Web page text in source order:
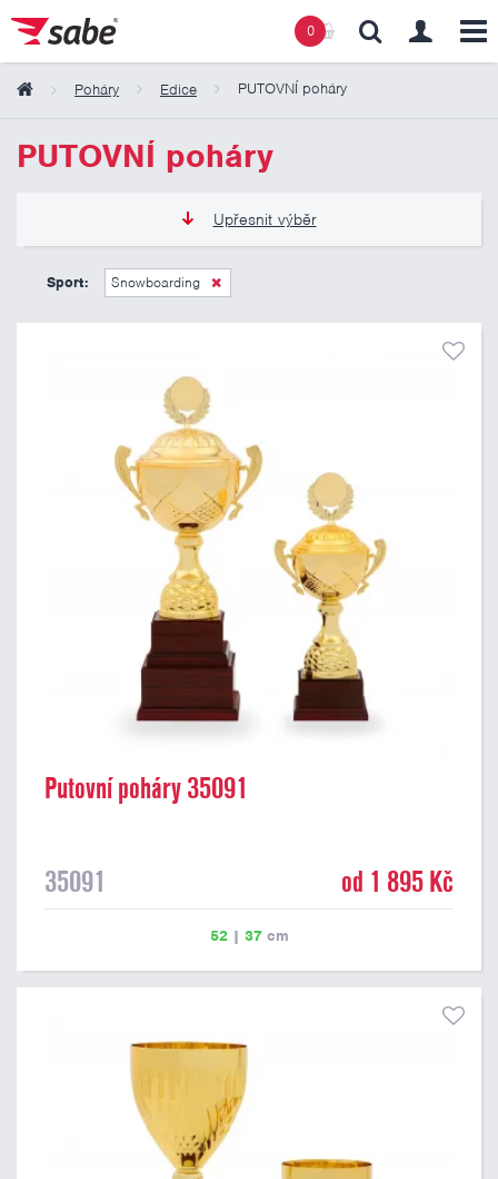
0
Poháry Edice PUTOVNÍ poháry
PUTOVNÍ poháry
Upřesnit výběr
965 Kč
Sport: Snowboarding
Putovní poháry 35091
35091 od 1 895 Kč
52| 37cm
Obsah košíku